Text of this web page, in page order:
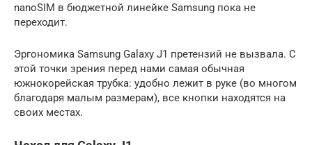
nanoSIM в бюджетной линейке Samsung пока не
переходит.
Эргономика Samsung Galaxy J1 претензий не вызвала. С
этой точки зрения перед нами самая обычная
южнокорейская трубка: удобно лежит в руке (во многом
благодаря малым размерам), все кнопки находятся на
своих местах.